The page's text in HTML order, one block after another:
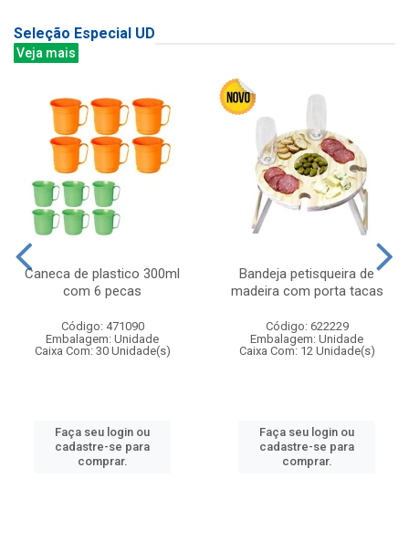
Seleção Especial UD
Veja mais
Caneca de plastico 300ml
com 6 pecas
Código: 471090
Embalagem: Unidade
Caixa Com: 30 Unidade(s)
Faça seu login ou
cadastre-se para
comprar.
Bandeja petisqueira de
madeira com porta tacas
Código: 622229
Embalagem: Unidade
Caixa Com: 12 Unidade(s)
Faça seu login ou
cadastre-se para
comprar.